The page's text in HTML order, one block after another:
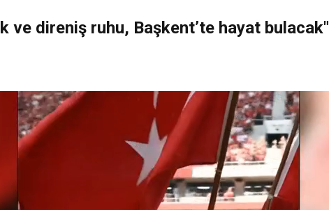
ve direniş ruhu, Başkent’te hayat bulacak"